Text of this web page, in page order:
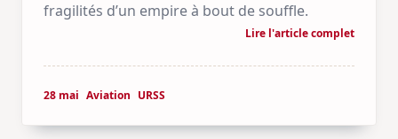
fragilités d’un empire à bout de souffle.
Lire l'article complet
28 mai Aviation URSS